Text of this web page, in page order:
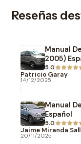
Reseñas
Manual
2005)
5.0
Patricio Garay
14/12/2025
Manual
Español
5.0
Jaime Miranda
20/11/2025